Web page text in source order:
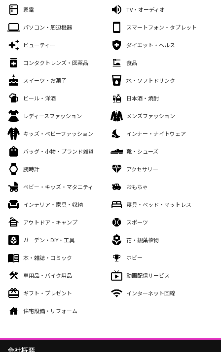
家電 TV・オーディオ
パソコン・周辺機器 スマートフォン・タブレット
ビューティー ダイエット・ヘルス
コンタクトレンズ・医薬品 食品
スイーツ・お菓子 水・ソフトドリンク
ビール・洋酒 日本酒・焼酎
レディースファッション メンズファッション
キッズ・ベビーファッション インナー・ナイトウェア
バッグ・小物・ブランド雑貨 靴・シューズ
腕時計 アクセサリー
ベビー・キッズ・マタニティ おもちゃ
インテリア・家具・収納 寝具・ベッド・マットレス
アウトドア・キャンプ スポーツ
ガーデン・DIY・工具 花・観葉植物
本・雑誌・コミック ホビー
車用品・バイク用品 動画配信サービス
ギフト・プレゼント インターネット回線
住宅設備・リフォーム